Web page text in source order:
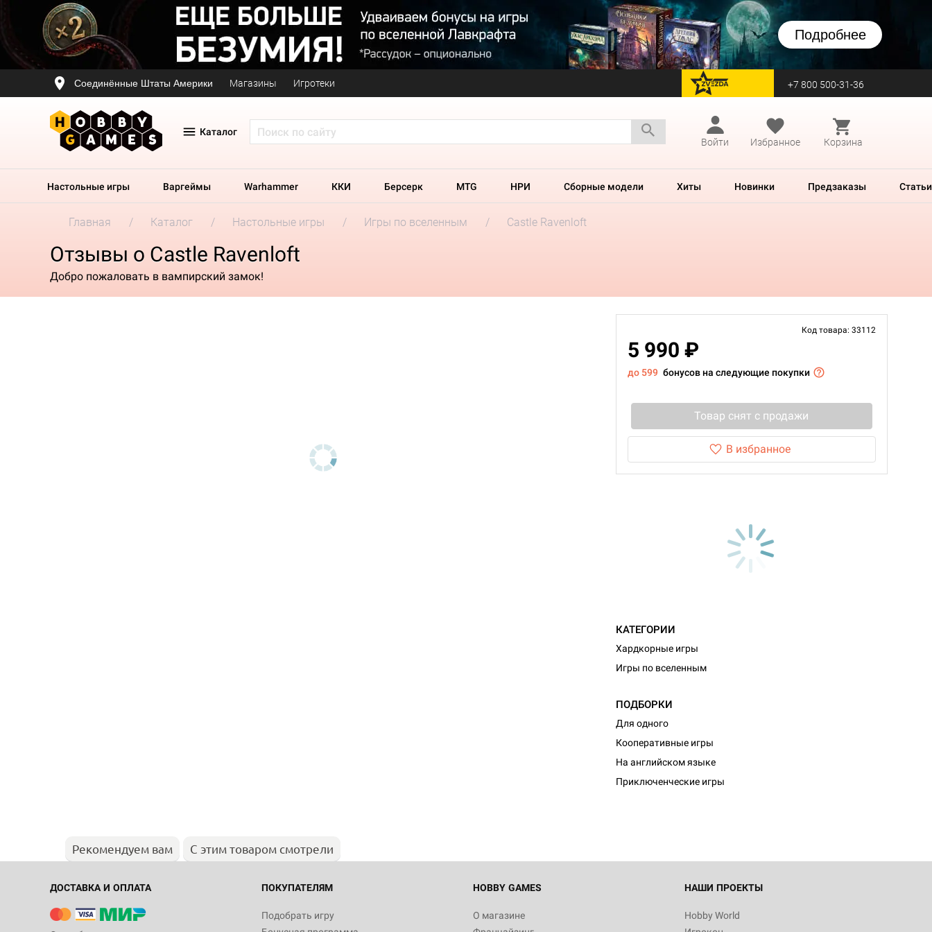
Подробнее
Соединённые Штаты Америки Магазины Игротеки перейти на Zvezda +7 800 500-31-36
Каталог
Войти
Избранное Корзина
Настольные игры Варгеймы Warhammer ККИ Берсерк MTG НРИ Сборные модели Хиты Новинки Предзаказы Статьи
Главная Каталог Настольные игры Игры по вселенным Castle Ravenloft
Отзывы о Castle Ravenloft
Добро пожаловать в вампирский замок!
Код товара: 33112
5 990 ₽
до 599 бонусов на следующие покупки
Товар снят с продажи
В избранное
КАТЕГОРИИ
Хардкорные игры
Игры по вселенным
ПОДБОРКИ
Для одного
Кооперативные игры
На английском языке
Приключенческие игры
Рекомендуем вам С этим товаром смотрели
ДОСТАВКА И ОПЛАТА ПОКУПАТЕЛЯМ
Подобрать игру
HOBBY GAMES
О магазине
НАШИ ПРОЕКТЫ
Hobby World